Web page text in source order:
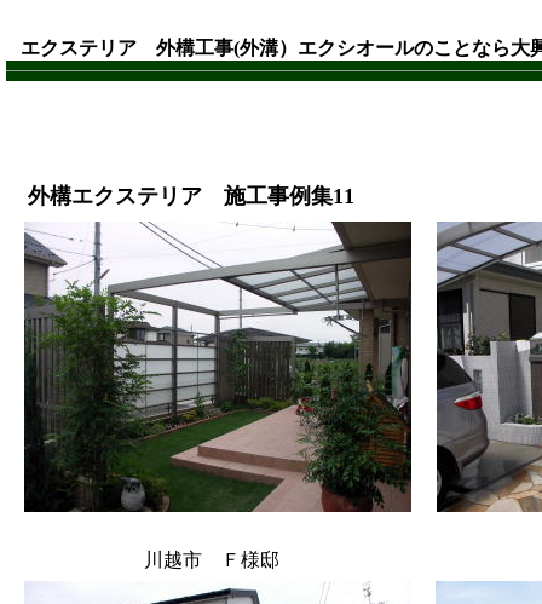
エクステリア 外構工事(外溝）エクシオールのことなら大
川越市 Ｆ様邸
外構エクステリア 施工事例集11